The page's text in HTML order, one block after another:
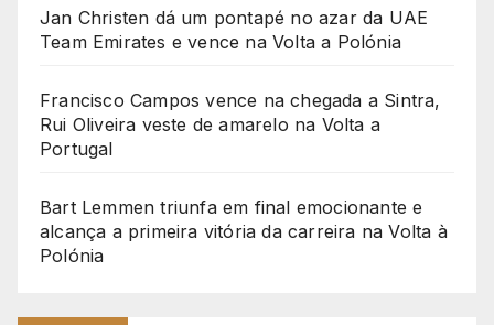
Jan Christen dá um pontapé no azar da UAE
Team Emirates e vence na Volta a Polónia
Francisco Campos vence na chegada a Sintra,
Rui Oliveira veste de amarelo na Volta a
Portugal
Bart Lemmen triunfa em final emocionante e
alcança a primeira vitória da carreira na Volta à
Polónia